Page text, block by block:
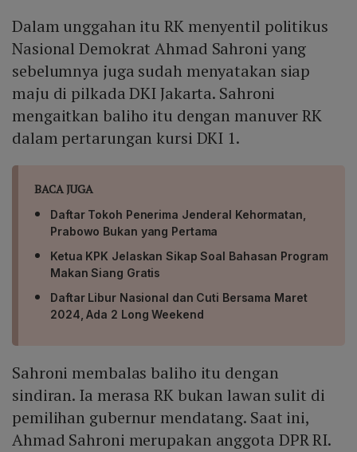
Dalam unggahan itu RK menyentil politikus
Nasional Demokrat Ahmad Sahroni yang
sebelumnya juga sudah menyatakan siap
maju di pilkada DKI Jakarta. Sahroni
mengaitkan baliho itu dengan manuver RK
dalam pertarungan kursi DKI 1.
BACA JUGA
Daftar Tokoh Penerima Jenderal Kehormatan,
Prabowo Bukan yang Pertama
Ketua KPK Jelaskan Sikap Soal Bahasan Program
Makan Siang Gratis
Daftar Libur Nasional dan Cuti Bersama Maret
2024, Ada 2 Long Weekend
Sahroni membalas baliho itu dengan
sindiran. Ia merasa RK bukan lawan sulit di
pemilihan gubernur mendatang. Saat ini,
Ahmad Sahroni merupakan anggota DPR RI.